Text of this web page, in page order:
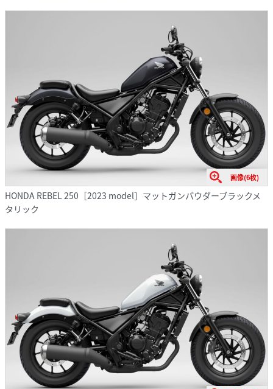
画像(6枚)
HONDA REBEL 250［2023 model］マットガンパウダーブラックメ
タリック